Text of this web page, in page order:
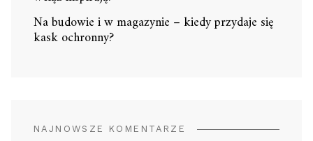
Na budowie i w magazynie – kiedy przydaje się
kask ochronny?
NAJNOWSZE KOMENTARZE